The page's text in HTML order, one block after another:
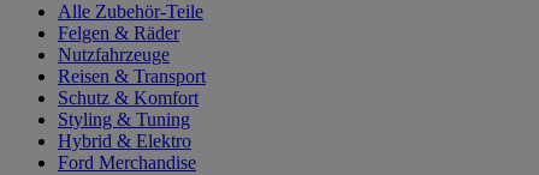
Alle Zubehör-Teile
Felgen & Räder
Nutzfahrzeuge
Reisen & Transport
Schutz & Komfort
Styling & Tuning
Hybrid & Elektro
Ford Merchandise